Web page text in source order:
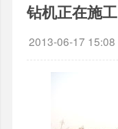
钻机正在施工
2013-06-17 15:08